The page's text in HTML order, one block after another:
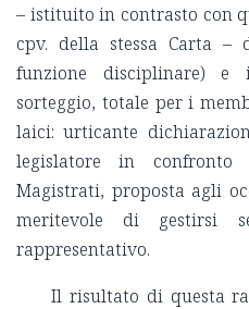
– istituito in contrasto con
cpv. della stessa Carta –
funzione disciplinare)
sorteggio, totale per i
laici: urticante
legislatore in confronto
Magistrati, proposta agli
meritevole di gestirsi
rappresentativo.
Il risultato di questa